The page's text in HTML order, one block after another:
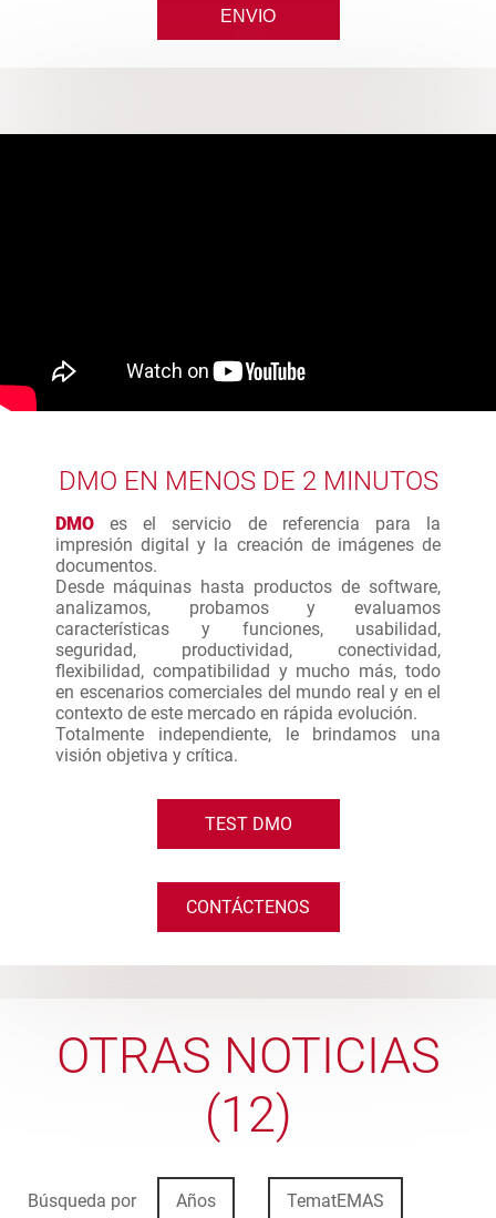
DMO EN MENOS DE 2 MINUTOS
DMO es el servicio de referencia para la
impresión digital y la creación de imágenes de
documentos.
Desde máquinas hasta productos de software,
analizamos, probamos y evaluamos
características y funciones, usabilidad,
seguridad, productividad, conectividad,
flexibilidad, compatibilidad y mucho más, todo
en escenarios comerciales del mundo real y en el
contexto de este mercado en rápida evolución.
Totalmente independiente, le brindamos una
visión objetiva y crítica.
TEST DMO
CONTÁCTENOS
OTRAS NOTICIAS
(12)
Búsqueda por Años TematEMAS